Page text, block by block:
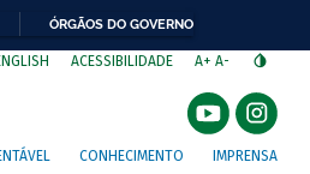
ÓRGÃOS DO GOVERNO
ACESSIBILIDADE A+ A-
CONHECIMENTO IMPRENSA